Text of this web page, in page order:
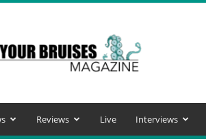
Your
Bruises
Magazine
Reviews Live Interviews